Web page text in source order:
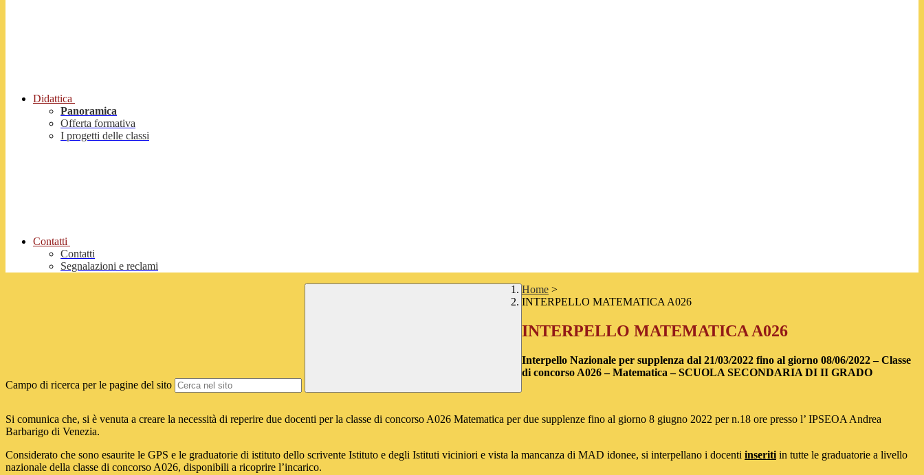
Didattica
Panoramica
Offerta formativa
I progetti delle classi
Contatti
Contatti
Segnalazioni e reclami
Campo di ricerca per le pagine del sito
Home >
INTERPELLO MATEMATICA A026
INTERPELLO MATEMATICA A026
Interpello Nazionale per supplenza dal 21/03/2022 fino al giorno 08/06/2022 – Classe
di concorso A026 – Matematica – SCUOLA SECONDARIA DI II GRADO
Si comunica che, si è venuta a creare la necessità di reperire due docenti per la classe di concorso A026 Matematica per due supplenze fino al giorno 8 giugno 2022 per n.18 ore presso l’ IPSEOA Andrea
Barbarigo di Venezia.
Considerato che sono esaurite le GPS e le graduatorie di istituto dello scrivente Istituto e degli Istituti viciniori e vista la mancanza di MAD idonee, si interpellano i docenti inseriti in tutte le graduatorie a livello
nazionale della classe di concorso A026, disponibili a ricoprire l’incarico.